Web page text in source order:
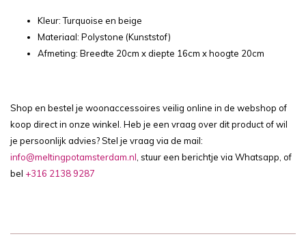
Kleur: Turquoise en beige
Materiaal: Polystone (Kunststof)
Afmeting: Breedte 20cm x diepte 16cm x hoogte 20cm
Shop en bestel je woonaccessoires veilig online in de webshop of
koop direct in onze winkel. Heb je een vraag over dit product of wil
je persoonlijk advies? Stel je vraag via de mail:
info@meltingpotamsterdam.nl, stuur een berichtje via Whatsapp, of
bel +316 2138 9287